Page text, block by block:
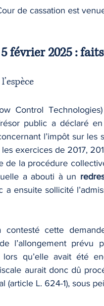
de cassation est
5 février 2025 :
Control
public a déclaré
l’impôt sur
exercices de 2017,
de la procédure
a abouti à un
a ensuite sollicité
contesté cette
l’allongement
qu’elle avait été
aurait donc dû
(article L. 624-1), sous